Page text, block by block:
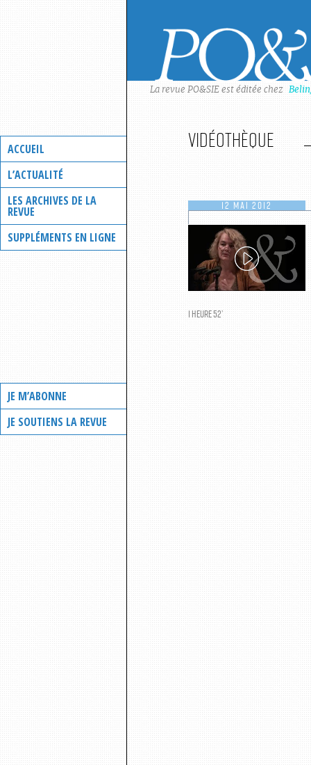
ACCUEIL
L’ACTUALITÉ
LES ARCHIVES DE LA
REVUE
SUPPLÉMENTS EN LIGNE
JE M’ABONNE
JE SOUTIENS LA REVUE
La revue PO&SIE est éditée chez
Vidéothèque
12 MAI 2012
1 HEURE 52’